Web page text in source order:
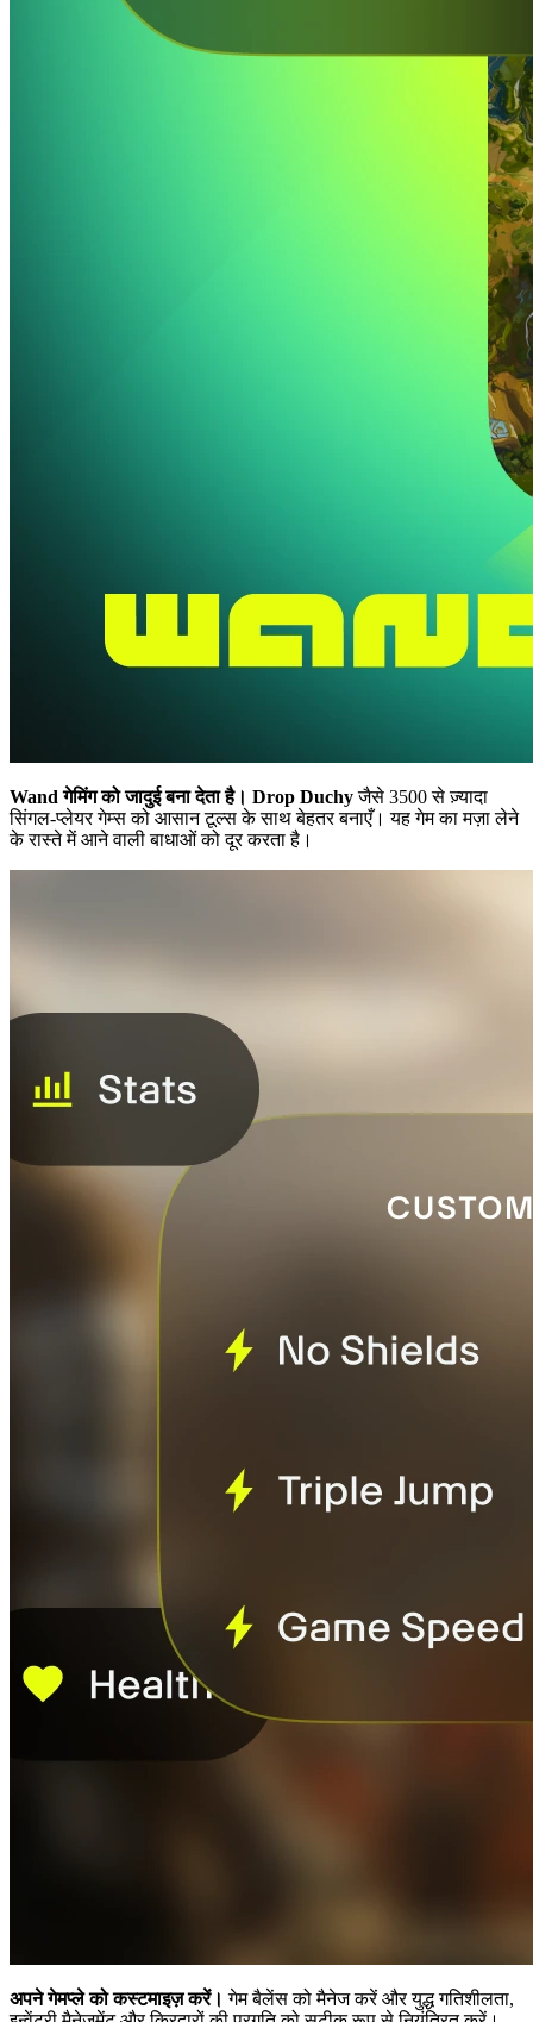
Wand गेमिंग को जादुई बना देता है। Drop Duchyजैसे 3500 से ज़्यादा
सिंगल-प्लेयर गेम्स को आसान टूल्स के साथ बेहतर बनाएँ। यह गेम का मज़ा लेने
के रास्ते में आने वाली बाधाओं को दूर करता है।
अपने गेमप्ले को कस्टमाइज़ करें। गेम बैलेंस को मैनेज करें और युद्ध गतिशीलता,